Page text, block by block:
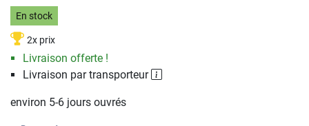
En stock
2x prix
Livraison offerte !
Livraison par transporteur
environ 5-6 jours ouvrés